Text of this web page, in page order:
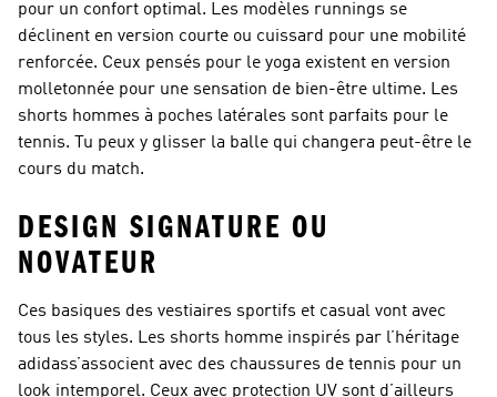
pour un confort optimal. Les modèles runnings se
déclinent en version courte ou cuissard pour une mobilité
renforcée. Ceux pensés pour le yoga existent en version
molletonnée pour une sensation de bien-être ultime. Les
shorts hommes à poches latérales sont parfaits pour le
tennis. Tu peux y glisser la balle qui changera peut-être le
cours du match.
DESIGN SIGNATURE OU
NOVATEUR
Ces basiques des vestiaires sportifs et casual vont avec
tous les styles. Les shorts homme inspirés par l’héritage
adidass’associent avec des chaussures de tennis pour un
look intemporel. Ceux avec protection UV sont d’ailleurs